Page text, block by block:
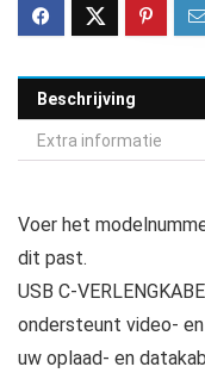
Beschrijving
Extra informatie
Voer het
dit past.
USB C-
ondersteunt video-
uw oplaad- en